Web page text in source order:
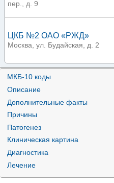
пер., д. 9
ЦКБ №2 ОАО «РЖД»
Москва, ул. Будайская, д. 2
МЕДСИ в Бутово
Москва, ул. Старокачаловская,
МЕДСИ на Ленинском
проспекте
стр. 1
МЕДСИ на Солянке
Москва, ул. Солянка, д. 12, стр.
МКБ-10 коды
Описание
Дополнительные факты
Причины
Патогенез
Клиническая картина
Диагностика
Лечение